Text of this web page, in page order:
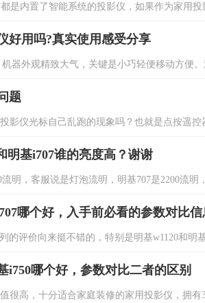
是内置了智能系统的投影仪，如果作为家用
好用吗?真实使用感受分享
器外观精致大气，关键是小巧轻便移动方便
题
影仪光标自己乱跑的现象吗？也就是点按遥
明基i707谁的亮度高？谢谢
流明，客服说是灯泡流明，明基707是2200流
哪个好，入手前必看的参数对比信
的评价向来挺不错的，特别是明基w1120和明
i750哪个好，参数对比二者的区别
很高，十分适合家庭装修的家用投影仪，拥